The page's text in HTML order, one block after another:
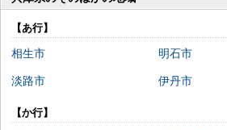
【あ行】
相生市 明石市
淡路市 伊丹市
【か行】